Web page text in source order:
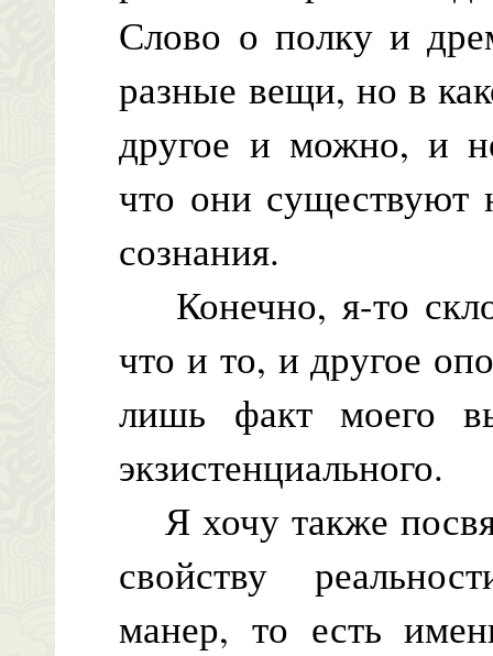
Слово о полку и
разные вещи, но в
другое и можно, и
что они существуют
сознания.
Конечно, я-то
что и то, и другое
лишь факт моего
экзистенциального.
Я хочу также
свойству
манер, то есть